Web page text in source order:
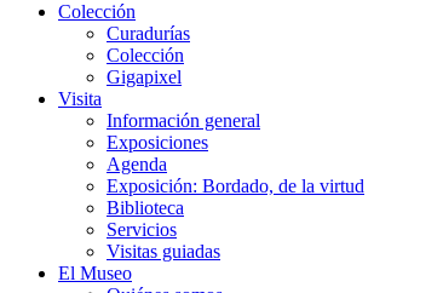
Colección
Curadurías
Colección
Gigapixel
Visita
Información general
Exposiciones
Agenda
Exposición: Bordado, de la virtud
Biblioteca
Servicios
Visitas guiadas
El Museo